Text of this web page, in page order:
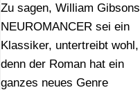
Zu sagen, William Gibsons
NEUROMANCER sei ein
Klassiker, untertreibt wohl,
denn der Roman hat ein
ganzes neues Genre